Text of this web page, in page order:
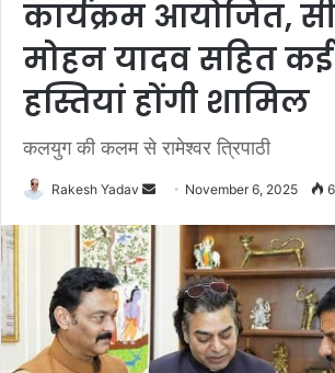
कार्यक्रम आयोजित,
मोहन यादव सहित कई
हस्तियां होंगी शामिल
कलयुग की कलम से रामेश्वर त्रिपाठी
Rakesh Yadav November 6, 2025